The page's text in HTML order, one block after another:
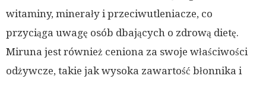
witaminy, minerały i przeciwutleniacze, co
przyciąga uwagę osób dbających o zdrową dietę.
Miruna jest również ceniona za swoje właściwości
odżywcze, takie jak wysoka zawartość błonnika i